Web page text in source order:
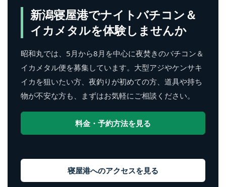
新潟寝屋港でナイトバチコン＆
イカメタルを体験しませんか
昭和丸では、5月から8月を中心に夜焚きのバチコン＆
イカメタル便を募集しています。大型アジやケンサキ
イカを狙いたい方、夜釣りが初めての方、道具や持ち
物が不安な方も、まずはお気軽にご相談ください。
料金・予約方法を見る
寝屋港へのアクセスを見る